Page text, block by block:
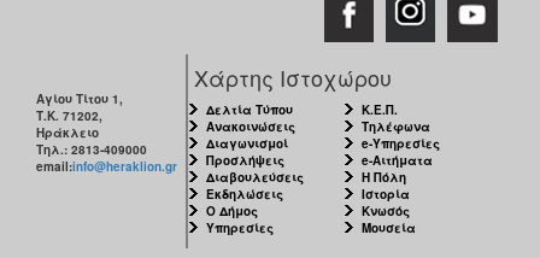
Αγίου Τίτου 1,
Τ.Κ. 71202,
Ηράκλειο
Τηλ.: 2813-409000
email:info@heraklion.gr
Χάρτης Ιστοχώρου
Δελτία Τύπου
Ανακοινώσεις
Διαγωνισμοί
Προσλήψεις
Διαβουλεύσεις
Εκδηλώσεις
Ο Δήμος
Υπηρεσίες
Κ.Ε.Π.
Τηλέφωνα
e-Υπηρεσίες
e-Αιτήματα
Η Πόλη
Ιστορία
Κνωσός
Μουσεία